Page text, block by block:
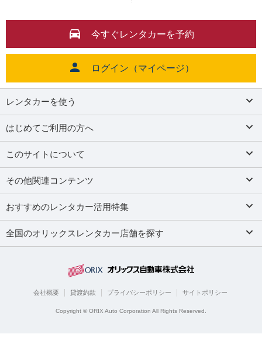
今すぐレンタカーを予約
ログイン（マイページ）
レンタカーを使う
はじめてご利用の方へ
このサイトについて
その他関連コンテンツ
おすすめのレンタカー活用特集
全国のオリックスレンタカー店舗を探す
会社概要 貸渡約款 プライバシーポリシー サイトポリシー
Copyright © ORIX Auto Corporation All Rights Reserved.